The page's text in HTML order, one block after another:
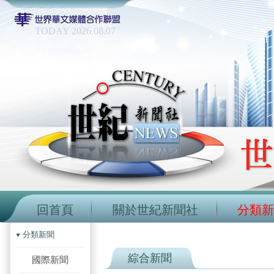
TODAY 2026.08.07
回首頁 關於世紀新聞社 分類
分類新聞
國際新聞 綜合新聞